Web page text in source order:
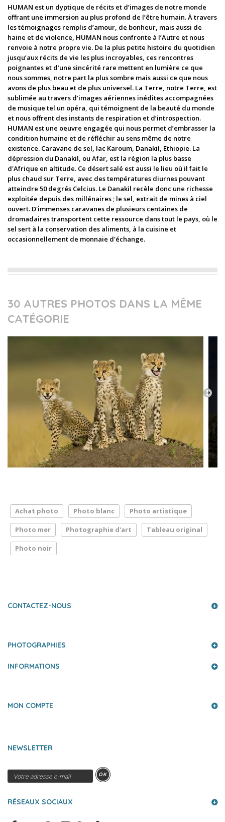
HUMAN est un dyptique de récits et d’images de notre monde
offrant une immersion au plus profond de l’être humain. À travers
les témoignages remplis d’amour, de bonheur, mais aussi de
haine et de violence, HUMAN nous confronte à l’Autre et nous
renvoie à notre propre vie. De la plus petite histoire du quotidien
jusqu’aux récits de vie les plus incroyables, ces rencontres
poignantes et d’une sincérité rare mettent en lumière ce que
nous sommes, notre part la plus sombre mais aussi ce que nous
avons de plus beau et de plus universel. La Terre, notre Terre, est
sublimée au travers d’images aériennes inédites accompagnées
de musique tel un opéra, qui témoignent de la beauté du monde
et nous offrent des instants de respiration et d’introspection.
HUMAN est une oeuvre engagée qui nous permet d’embrasser la
condition humaine et de réfléchir au sens même de notre
existence. Caravane de sel, lac Karoum, Danakil, Ethiopie. La
dépression du Danakil, ou Afar, est la région la plus basse
d'Afrique en altitude. Ce désert salé est aussi le lieu où il fait le
plus chaud sur Terre, avec des températures diurnes pouvant
atteindre 50 degrés Celcius. Le Danakil recèle donc une richesse
exploitée depuis des millénaires ; le sel, extrait de mines à ciel
ouvert. D'immenses caravanes de plusieurs centaines de
dromadaires transportent cette ressource dans tout le pays, où le
sel sert à la conservation des aliments, à la cuisine et
occasionnellement de monnaie d'échange.
30 AUTRES PHOTOS DANS LA MÊME
CATÉGORIE
Achat photo Photo blanc Photo artistique
Photo mer Photographie d'art Tableau original
Photo noir
CONTACTEZ-NOUS
PHOTOGRAPHIES
INFORMATIONS
MON COMPTE
NEWSLETTER
OK
RÉSEAUX SOCIAUX